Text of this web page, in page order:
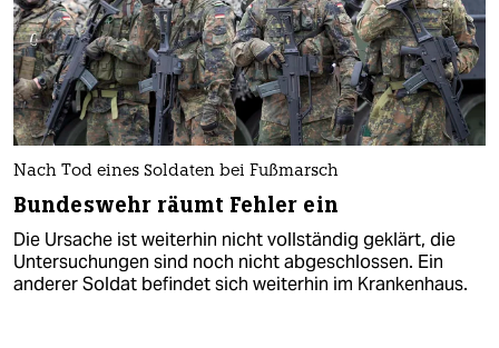
Nach Tod eines Soldaten bei Fußmarsch
Bundeswehr räumt Fehler ein
Die Ursache ist weiterhin nicht vollständig geklärt, die
Untersuchungen sind noch nicht abgeschlossen. Ein
anderer Soldat befindet sich weiterhin im Krankenhaus.